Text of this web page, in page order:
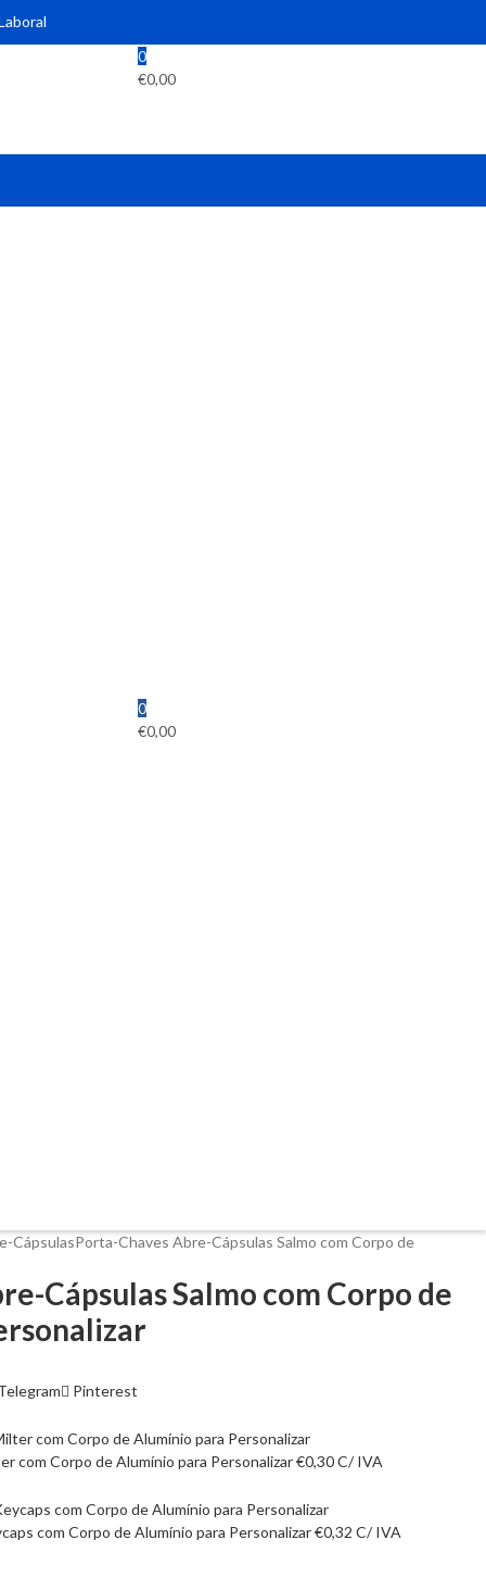
0
€0,00
0
€0,00
CápsulasPorta-Chaves Abre-Cápsulas Salmo com Corpo de
Cápsulas Salmo com Corpo de
Pinterest
com Corpo de Alumínio para Personalizar€0,30C/ IVA
com Corpo de Alumínio para Personalizar€0,32 C/ IVA